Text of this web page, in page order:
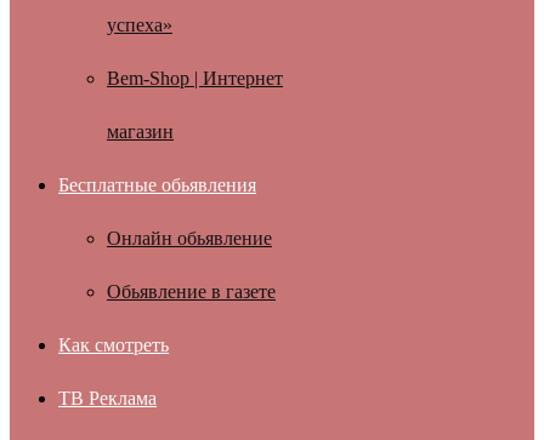
успеха»
Bem-Shop | Интернет
магазин
Бесплатные обьявления
Онлайн обьявление
Обьявление в газете
Как смотреть
ТВ Реклама